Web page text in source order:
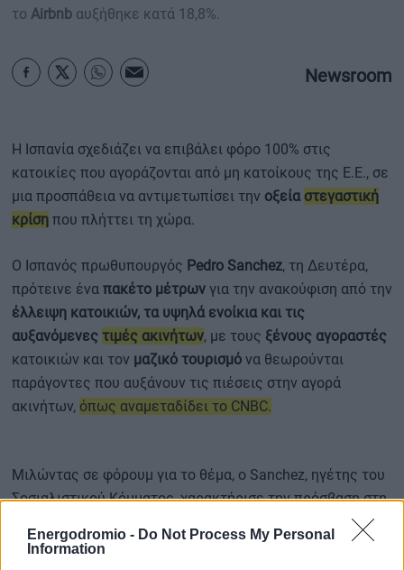
Energodromio - Do Not Process My Personal
Information
το Airbnb αυξήθηκε κατά 18,8%.
Newsroom
Η Ισπανία σχεδιάζει να επιβάλει φόρο 100% στις
κατοικίες που αγοράζονται από μη κατοίκους της Ε.Ε., σε
μια προσπάθεια να αντιμετωπίσει την οξεία στεγαστική
κρίση που πλήττει τη χώρα.
Ο Ισπανός πρωθυπουργός Pedro Sanchez, τη Δευτέρα,
πρότεινε ένα πακέτο μέτρων για την ανακούφιση από την
έλλειψη κατοικιών, τα υψηλά ενοίκια και τις
αυξανόμενες τιμές ακινήτων, με τους ξένους αγοραστές
κατοικιών και τον μαζικό τουρισμό να θεωρούνται
παράγοντες που αυξάνουν τις πιέσεις στην αγορά
ακινήτων, όπως αναμεταδίδει το CNBC.
Μιλώντας σε φόρουμ για το θέμα, ο Sanchez, ηγέτης του
Σοσιαλιστικού Κόμματος, χαρακτήρισε την πρόσβαση στη
στέγαση ως μία από τις μεγαλύτερες προκλήσεις της
ισπανικής κοινωνίας, προειδοποιώντας για τον κίνδυνο